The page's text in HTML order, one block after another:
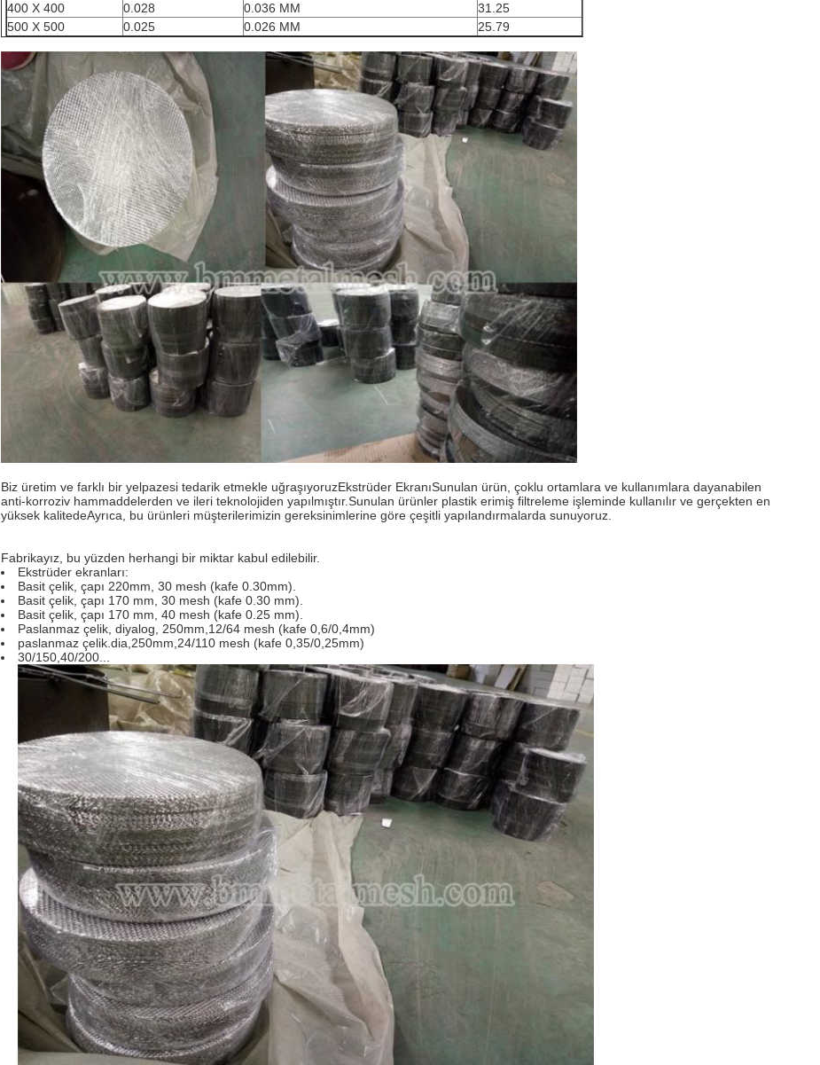
400 X 400
0.028 0.036 MM
31.25
500 X 500
0.025 0.026 MM 25.79
Biz üretim ve farklı bir yelpazesi tedarik etmekle uğraşıyoruzEkstrüder EkranıSunulan ürün, çoklu ortamlara ve kullanımlara dayanabilen
anti-korroziv hammaddelerden ve ileri teknolojiden yapılmıştır.Sunulan ürünler plastik erimiş filtreleme işleminde kullanılır ve gerçekten en
yüksek kalitedeAyrıca, bu ürünleri müşterilerimizin gereksinimlerine göre çeşitli yapılandırmalarda sunuyoruz.
Fabrikayız, bu yüzden herhangi bir miktar kabul edilebilir.
Ekstrüder ekranları:
Basit çelik, çapı 220mm, 30 mesh (kafe 0.30mm).
Basit çelik, çapı 170 mm, 30 mesh (kafe 0.30 mm).
Basit çelik, çapı 170 mm, 40 mesh (kafe 0.25 mm).
Paslanmaz çelik, diyalog, 250mm,12/64 mesh (kafe 0,6/0,4mm)
paslanmaz çelik.dia,250mm,24/110 mesh (kafe 0,35/0,25mm)
30/150,40/200...